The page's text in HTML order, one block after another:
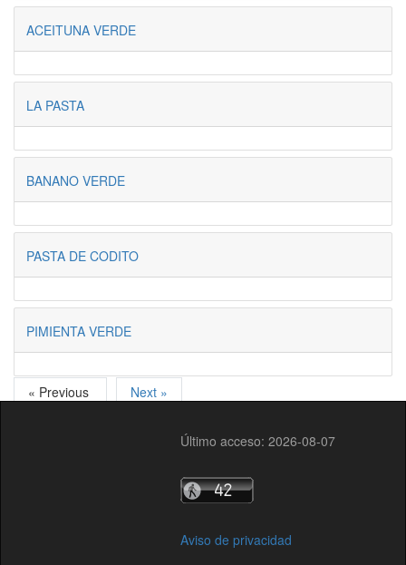
ACEITUNA VERDE
LA PASTA
BANANO VERDE
PASTA DE CODITO
PIMIENTA VERDE
« Previous Next »
Último acceso: 2026-08-07
Aviso de privacidad